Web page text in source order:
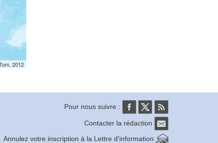
2012
Pour nous suivre :
Contacter la rédaction
Annulez votre inscription à la Lettre d'information